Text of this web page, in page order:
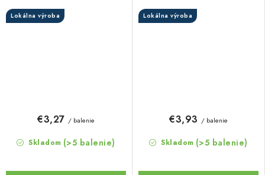
Lokálna výroba
Skladom (>5 balenie)
€3,27 / balenie
Lokálna výroba
Skladom (>5 balenie)
€3,93 / balenie